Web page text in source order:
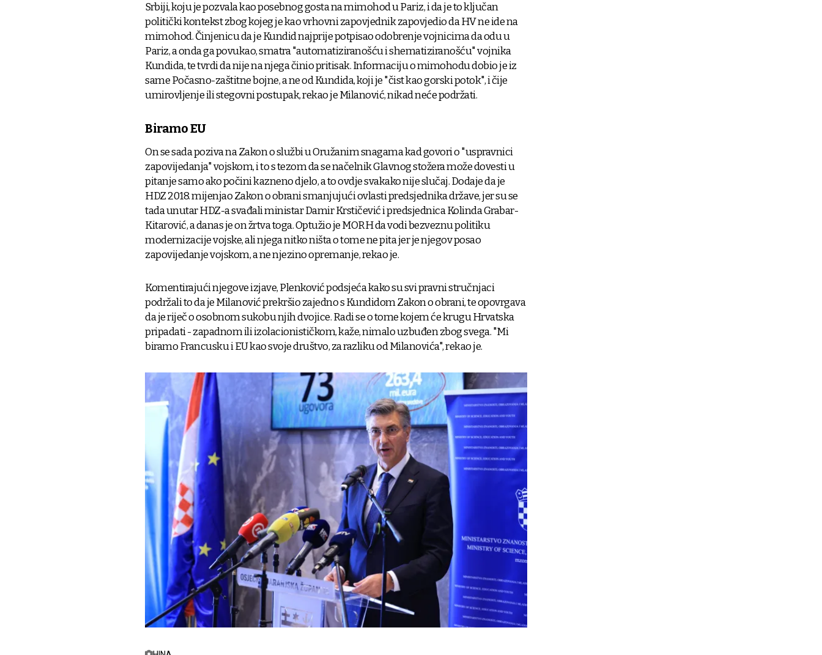
Srbiji, koju je pozvala kao posebnog gosta na mimohod u Pariz, i da je to ključan
politički kontekst zbog kojeg je kao vrhovni zapovjednik zapovjedio da HV ne ide na
mimohod. Činjenicu da je Kundid najprije potpisao odobrenje vojnicima da odu u
Pariz, a onda ga povukao, smatra "automatiziranošću i shematiziranošću" vojnika
Kundida, te tvrdi da nije na njega činio pritisak. Informaciju o mimohodu dobio je iz
same Počasno-zaštitne bojne, a ne od Kundida, koji je "čist kao gorski potok", i čije
umirovljenje ili stegovni postupak, rekao je Milanović, nikad neće podržati.
Biramo EU
On se sada poziva na Zakon o službi u Oružanim snagama kad govori o "uspravnici
zapovijedanja" vojskom, i to s tezom da se načelnik Glavnog stožera može dovesti u
pitanje samo ako počini kazneno djelo, a to ovdje svakako nije slučaj. Dodaje da je
HDZ 2018. mijenjao Zakon o obrani smanjujući ovlasti predsjednika države, jer su se
tada unutar HDZ-a svađali ministar Damir Krstičević i predsjednica Kolinda Grabar-
Kitarović, a danas je on žrtva toga. Optužio je MORH da vodi bezveznu politiku
modernizacije vojske, ali njega nitko ništa o tome ne pita jer je njegov posao
zapovijedanje vojskom, a ne njezino opremanje, rekao je.
Komentirajući njegove izjave, Plenković podsjeća kako su svi pravni stručnjaci
podržali to da je Milanović prekršio zajedno s Kundidom Zakon o obrani, te opovrgava
da je riječ o osobnom sukobu njih dvojice. Radi se o tome kojem će krugu Hrvatska
pripadati - zapadnom ili izolacionističkom, kaže, nimalo uzbuđen zbog svega. "Mi
biramo Francusku i EU kao svoje društvo, za razliku od Milanovića", rekao je.